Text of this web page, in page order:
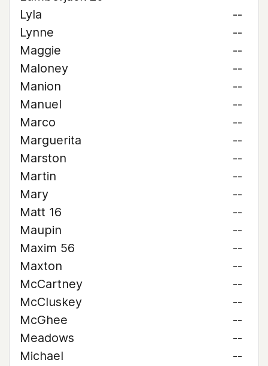
Lyla
--
Lynne
--
Maggie
--
Maloney
--
Manion
--
Manuel
--
Marco
--
Marguerita
--
Marston
--
Martin
--
Mary
--
Matt 16
--
Maupin
--
Maxim 56
--
Maxton
--
McCartney
--
McCluskey
--
McGhee
--
Meadows
--
Michael
--